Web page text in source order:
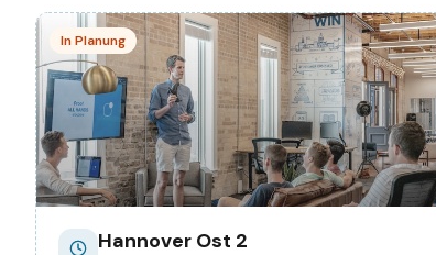
In Planung
Hannover Ost 2